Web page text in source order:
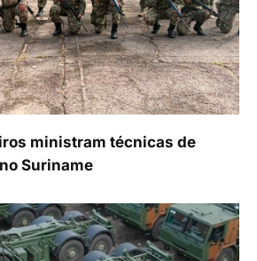
ministram técnicas de
Suriname